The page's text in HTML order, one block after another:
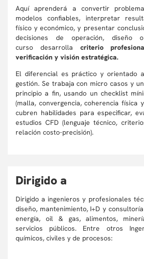
Aquí aprenderá a convertir
modelos confiables, interpretar
físico y económico, y presentar
decisiones de operación, diseño
curso desarrolla criterio
verificación y visión estratégica.
El diferencial es práctico y orientado
gestión. Se trabaja con micro casos y
principio a fin, usando un checklist
(malla, convergencia, coherencia física
cubren habilidades para especificar,
estudios CFD (lenguaje técnico,
relación costo-precisión).
Dirigido a
Dirigido a ingenieros y profesionales
diseño, mantenimiento, I+D y
energía, oil & gas, alimentos,
servicios públicos. Entre otros
químicos, civiles y de procesos: